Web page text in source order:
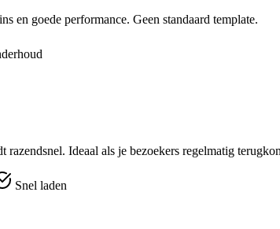
en goede performance. Geen standaard template.
Ideaal als je bezoekers regelmatig
Snel laden